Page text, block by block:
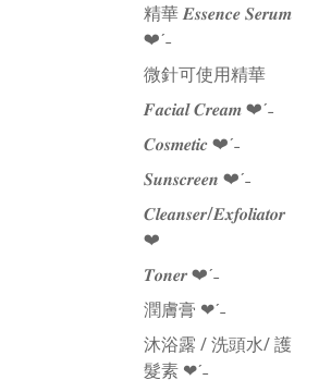
精華 𝑬𝒔𝒔𝒆𝒏𝒄𝒆 𝑺𝒆𝒓𝒖𝒎
❤︎‬ˊ‪‪˗
微針可使用精華
𝑭𝒂𝒄𝒊𝒂𝒍 𝑪𝒓𝒆𝒂𝒎 ❤︎‬ˊ‪‪˗
𝑪𝒐𝒔𝒎𝒆𝒕𝒊𝒄 ❤︎‬ˊ‪‪˗
𝑺𝒖𝒏𝒔𝒄𝒓𝒆𝒆𝒏 ❤︎‬ˊ‪‪˗
𝑪𝒍𝒆𝒂𝒏𝒔𝒆𝒓/𝑬𝒙𝒇𝒐𝒍𝒊𝒂𝒕𝒐𝒓
❤︎‬
𝑻𝒐𝒏𝒆𝒓 ❤︎‬ˊ‪‪˗
潤膚膏 ❤︎‬ˊ‪‪˗
沐浴露 / 洗頭水/ 護
髮素 ❤︎‬ˊ‪‪˗